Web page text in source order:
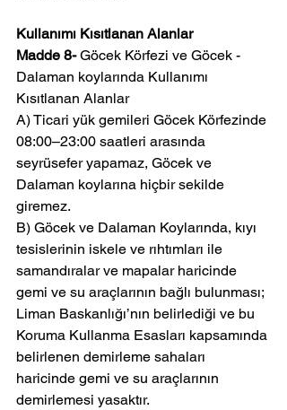
Kullanımı Kısıtlanan Alanlar
Madde 8- Göcek Körfezi ve Göcek -
Dalaman koylarında Kullanımı
Kısıtlanan Alanlar
A) Ticari yük gemileri Göcek Körfezinde
08:00–23:00 saatleri arasında
seyrüsefer yapamaz, Göcek ve
Dalaman koylarına hiçbir sekilde
giremez.
B) Göcek ve Dalaman Koylarında, kıyı
tesislerinin iskele ve rıhtımları ile
samandıralar ve mapalar haricinde
gemi ve su araçlarının bağlı bulunması;
Liman Baskanlığı’nın belirlediği ve bu
Koruma Kullanma Esasları kapsamında
belirlenen demirleme sahaları
haricinde gemi ve su araçlarının
demirlemesi yasaktır.